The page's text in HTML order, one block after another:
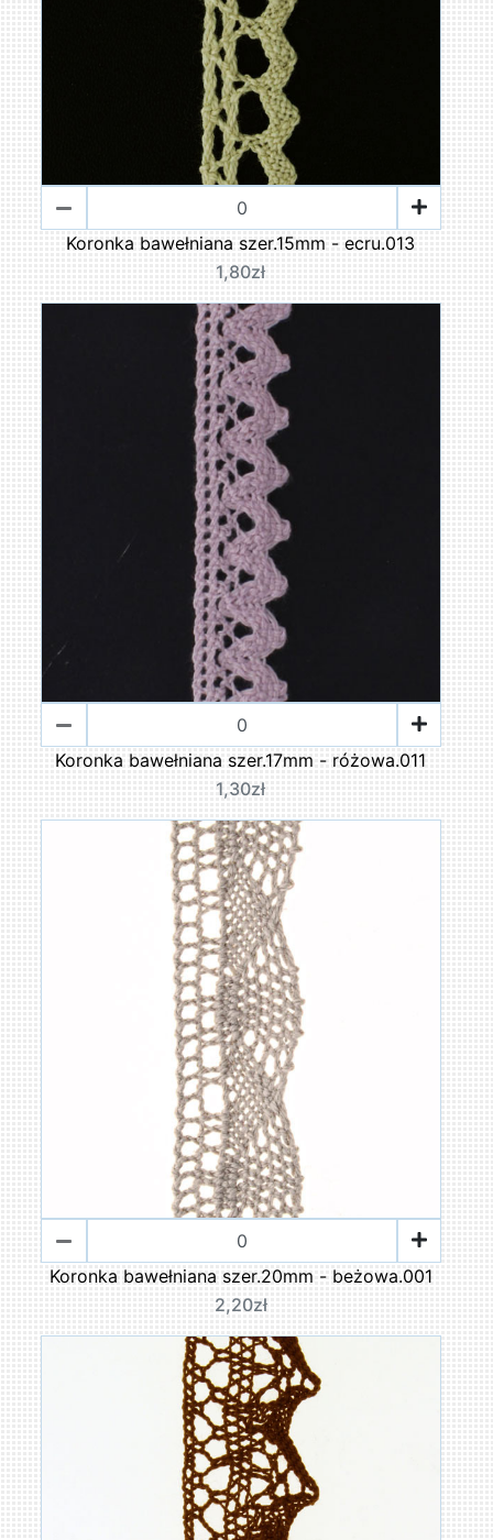
Koronka bawełniana szer.15mm - ecru.013
1,80zł
Koronka bawełniana szer.17mm - różowa.011
1,30zł
Koronka bawełniana szer.20mm - beżowa.001
2,20zł